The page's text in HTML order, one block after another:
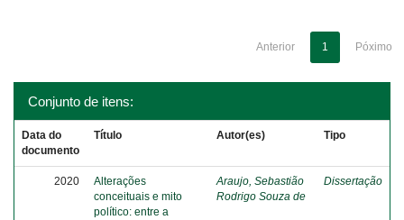
Anterior 1 Póximo
Conjunto de itens:
Data do
documento
Título Autor(es) Tipo
2020
Alterações
conceituais e mito
político: entre a
Araujo, Sebastião
Rodrigo Souza de
Dissertação